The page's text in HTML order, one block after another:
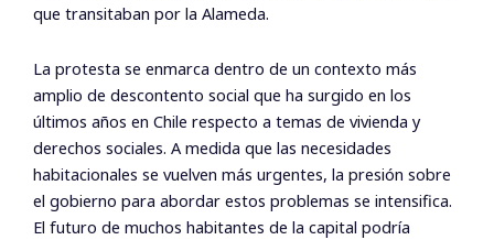
que transitaban por la Alameda.
La protesta se enmarca dentro de un contexto más
amplio de descontento social que ha surgido en los
últimos años en Chile respecto a temas de vivienda y
derechos sociales. A medida que las necesidades
habitacionales se vuelven más urgentes, la presión sobre
el gobierno para abordar estos problemas se intensifica.
El futuro de muchos habitantes de la capital podría